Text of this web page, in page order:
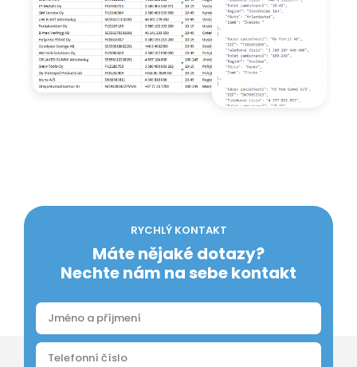
Nechte nám na sebe kontakt